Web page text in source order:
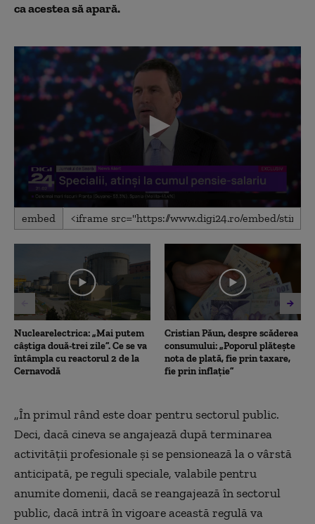
ca acestea să apară.
0
seconds
2
seconds
embed
Nuclearelectrica: „Mai putem
câștiga două-trei zile”. Ce se va
întâmpla cu reactorul 2 de la
Cernavodă
Cristian Păun, despre scăderea
consumului: „Poporul plătește
nota de plată, fie prin taxare,
fie prin inflație”
„În primul rând este doar pentru sectorul public.
Deci, dacă cineva se angajează după terminarea
activității profesionale și se pensionează la o vârstă
anticipată, pe reguli speciale, valabile pentru
anumite domenii, dacă se reangajează în sectorul
public, dacă intră în vigoare această regulă va